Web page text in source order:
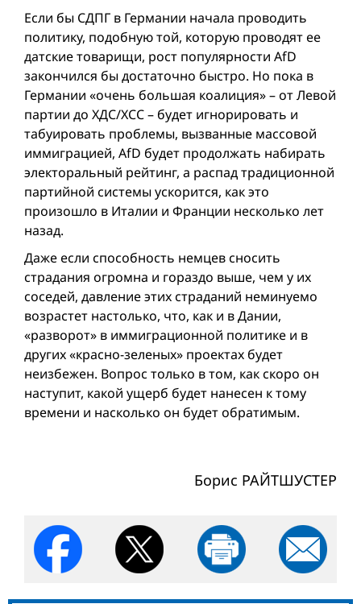
Если бы СДПГ в Германии начала проводить
политику, подобную той, которую проводят ее
датские товарищи, рост популярности AfD
закончился бы достаточно быстро. Но пока в
Германии «очень большая коалиция» – от Левой
партии до ХДС/ХСС – будет игнорировать и
табуировать проблемы, вызванные массовой
иммиграцией, AfD будет продолжать набирать
электоральный рейтинг, а распад традиционной
партийной системы ускорится, как это
произошло в Италии и Франции несколько лет
назад.
Даже если способность немцев сносить
страдания огромна и гораздо выше, чем у их
соседей, давление этих страданий неминуемо
возрастет настолько, что, как и в Дании,
«разворот» в иммиграционной политике и в
других «красно-зеленых» проектах будет
неизбежен. Вопрос только в том, как скоро он
наступит, какой ущерб будет нанесен к тому
времени и насколько он будет обратимым.
Борис РАЙТШУСТЕР